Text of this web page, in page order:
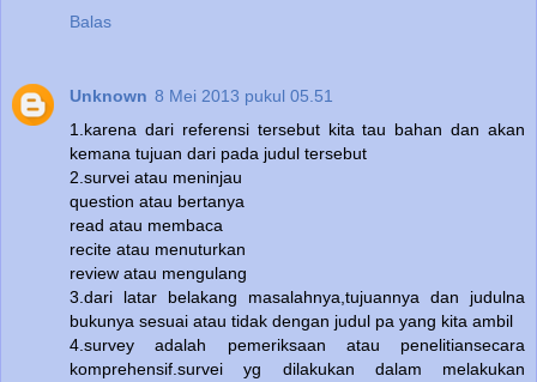
Balas
Unknown 8 Mei 2013 pukul 05.51
1.karena dari referensi tersebut kita tau bahan dan akan
kemana tujuan dari pada judul tersebut
2.survei atau meninjau
question atau bertanya
read atau membaca
recite atau menuturkan
review atau mengulang
3.dari latar belakang masalahnya,tujuannya dan judulna
bukunya sesuai atau tidak dengan judul pa yang kita ambil
4.survey adalah pemeriksaan atau penelitiansecara
komprehensif.survei yg dilakukan dalam melakukan